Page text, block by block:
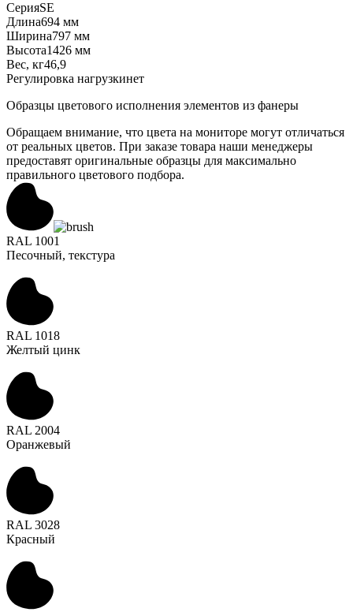
СерияSE
Длина694 мм
Ширина797 мм
Высота1426 мм
Вес, кг46,9
Регулировка нагрузкинет
Образцы цветового исполнения элементов из фанеры
Обращаем внимание, что цвета на мониторе могут отличаться
от реальных цветов. При заказе товара наши менеджеры
предоставят оригинальные образцы для максимально
правильного цветового подбора.
RAL 1001
Песочный, текстура
RAL 1018
Желтый цинк
RAL 2004
Оранжевый
RAL 3028
Красный